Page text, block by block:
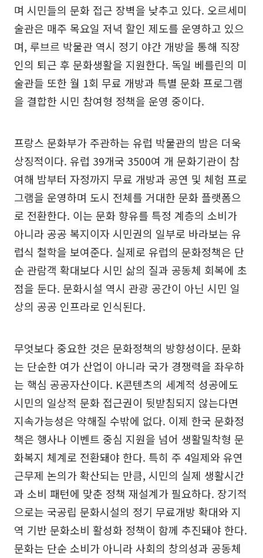
며 시민들의 문화 접근 장벽을 낮추고 있다. 오르세미
술관은 매주 목요일 저녁 할인 제도를 운영하고 있으
며, 루브르 박물관 역시 정기 야간 개방을 통해 직장
인의 퇴근 후 문화생활을 지원한다. 독일 베를린의 미
술관들 또한 월 1회 무료 개방과 특별 문화 프로그램
을 결합한 시민 참여형 정책을 운영 중이다.
프랑스 문화부가 주관하는 유럽 박물관의 밤은 더욱
상징적이다. 유럽 39개국 3500여 개 문화기관이 참
여해 밤부터 자정까지 무료 개방과 공연 및 체험 프로
그램을 운영하며 도시 전체를 거대한 문화 플랫폼으
로 전환한다. 이는 문화 향유를 특정 계층의 소비가
아니라 공공 복지이자 시민권의 일부로 바라보는 유
럽식 철학을 보여준다. 실제로 유럽의 문화정책은 단
순 관람객 확대보다 시민 삶의 질과 공동체 회복에 초
점을 둔다. 문화시설 역시 관광 공간이 아닌 시민 일
상의 공공 인프라로 인식된다.
무엇보다 중요한 것은 문화정책의 방향성이다. 문화
는 단순한 여가 산업이 아니라 국가 경쟁력을 좌우하
는 핵심 공공자산이다. K콘텐츠의 세계적 성공에도
시민의 일상적 문화 접근권이 뒷받침되지 않는다면
지속가능성은 약해질 수밖에 없다. 이제 한국 문화정
책은 행사나 이벤트 중심 지원을 넘어 생활밀착형 문
화복지 체계로 전환돼야 한다. 특히 주 4일제와 유연
근무제 논의가 확산되는 만큼, 시민의 실제 생활시간
과 소비 패턴에 맞춘 정책 재설계가 필요하다. 장기적
으로는 국공립 문화시설의 정기 무료개방 확대와 지
역 기반 문화소비 활성화 정책이 함께 추진돼야 한다.
문화는 단순 소비가 아니라 사회의 창의성과 공동체